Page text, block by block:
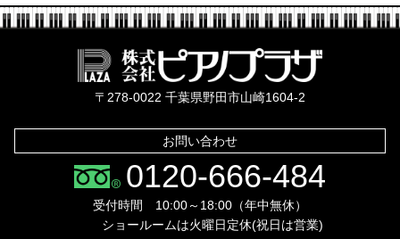
〒278-0022 千葉県野田市山崎1604-2
お問い合わせ
0120-666-484
受付時間 10:00～18:00（年中無休）
ショールームは火曜日定休(祝日は営業)